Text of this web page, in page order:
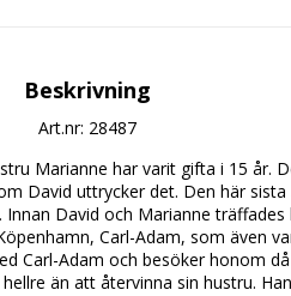
Beskrivning
Art.nr: 28487
Marianne har varit gifta i 15 år.
David uttrycker det. Den här
Innan David och Marianne
Carl-Adam, som även
Carl-Adam och besöker honom
än att återvinna sin hustru.